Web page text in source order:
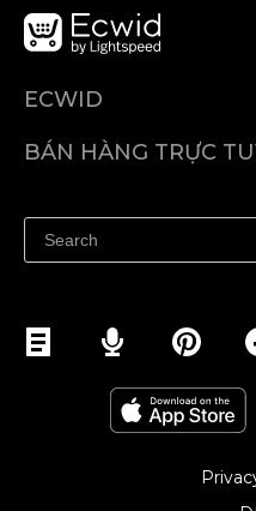
ECWID
Trung tâm trợ giúp
BÁN HÀNG TRỰC
Quảng bá ở bất cứ đâu
Kiểm soát mọi thứ